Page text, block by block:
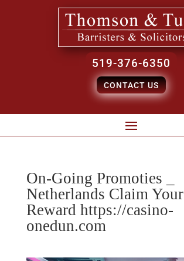
519-376-6350
CONTACT US
On-Going Promoties _
Netherlands Claim Your
Reward https://casino-
onedun.com